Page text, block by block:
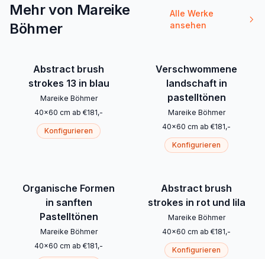
Mehr von Mareike
Böhmer
Alle Werke
ansehen
Abstract brush
strokes 13 in blau
Mareike Böhmer
40x60 cm ab €181,-
Konfigurieren
Verschwommene
landschaft in
pastelltönen
Mareike Böhmer
40x60 cm ab €181,-
Konfigurieren
Organische Formen
in sanften
Pastelltönen
Mareike Böhmer
40x60 cm ab €181,-
Abstract brush
strokes in rot und lila
Mareike Böhmer
40x60 cm ab €181,-
Konfigurieren